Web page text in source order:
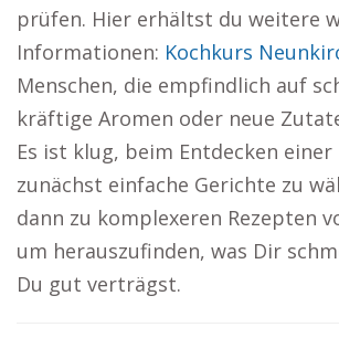
prüfen. Hier erhältst du weitere
Informationen: Kochkurs
Menschen, die empfindlich auf
kräftige Aromen oder neue
Es ist klug, beim Entdecken einer
zunächst einfache Gerichte zu
dann zu komplexeren Rezepten
um herauszufinden, was Dir
Du gut verträgst.